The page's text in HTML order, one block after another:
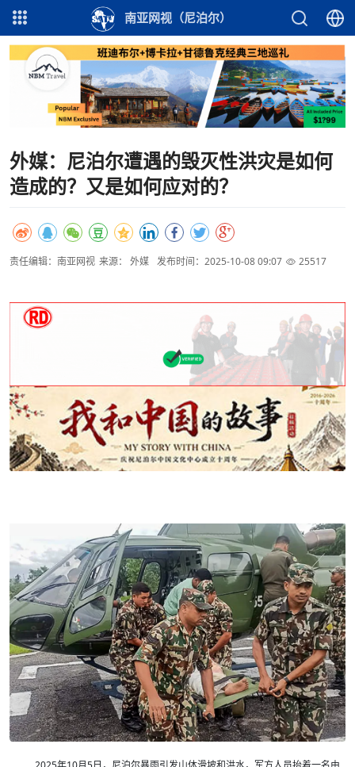
南亚网视（尼泊尔）
外媒：尼泊尔遭遇的毁灭性洪灾是如何
造成的？又是如何应对的？
责任编辑：南亚网视 来源： 外媒 发布时间：2025-10-08 09:07 25517